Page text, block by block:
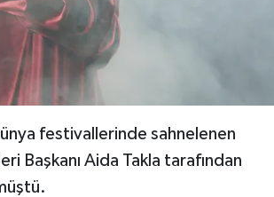
festivallerinde sahnelenen
Başkanı Aida Takla tarafından